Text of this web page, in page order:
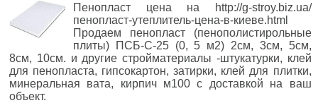
Пенопласт цена на http://g-stroy.biz.ua/
пенопласт-утеплитель-цена-в-киеве.html
Продаем пенопласт (пенополистирольные
плиты) ПСБ-С-25 (0, 5 м2) 2см, 3см, 5см,
8см, 10см. и другие стройматериалы -штукатурки, клей
для пенопласта, гипсокартон, затирки, клей для плитки,
минеральная вата, кирпич м100 с доставкой на ваш
объект.